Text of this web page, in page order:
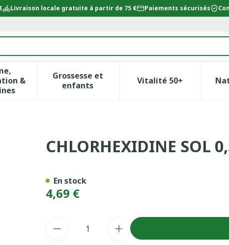
Livraison locale gratuite à partir de 75 € Paiements sécurisés
la catégorie Beauté, soins et hygiène
&le sous-menu pour la catégorie Régime,
Grossesse et
enfantsAfficher le sous-menu pour la
Vitalité 50+Afficher le sous-
100ML
CHLORHEXIDINE SOL
4,69 €
En stock